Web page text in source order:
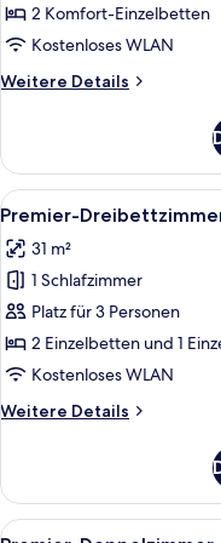
Nichtraucher
(Main
24F)
2 Komfort-Einzelbetten
Kostenloses WLAN
Weitere Details
Weitere
Zweibettzimmer,
Nichtraucher
(Main
24F)
Alle
Fotos
für
Premier-
Dreibettzimmer,
Nichtraucher
(Main
24F)
6
Premier-
31 m²
1 Schlafzimmer
Platz für 3 Personen
2 Einzelbetten und 1
Kostenloses WLAN
Weitere Details
Weitere
Dreibettzimmer,
Nichtraucher
Alle